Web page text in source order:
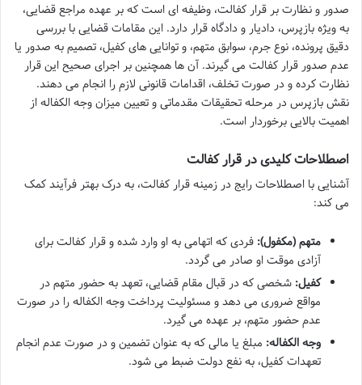
صدور و نظارت بر قرار کفالت، وظیفه ای است که بر عهده مراجع قضایی،
به ویژه بازپرس، دادیار و دادگاه قرار دارد. این مقامات قضایی با بررسی
دقیق پرونده، نوع جرم، سوابق متهم، و توانایی های کفیل، تصمیم به صدور یا
عدم صدور قرار کفالت می گیرند. آن ها همچنین بر اجرای صحیح این قرار
نظارت کرده و در صورت تخلف، اقدامات قانونی لازم را انجام می دهند.
نقش بازپرس در مرحله تحقیقات مقدماتی و تعیین میزان وجه الکفاله از
اهمیت بالایی برخوردار است.
اصطلاحات کلیدی در قرار کفالت
آشنایی با اصطلاحات رایج در زمینه قرار کفالت، به درک بهتر فرآیند کمک
می کند:
متهم (مکفول): فردی که اتهامی به او وارد شده و قرار کفالت برای
آزادی موقت او صادر می گردد.
کفیل: شخصی که در قبال مقام قضایی، تعهد به حضور متهم در
مواقع ضروری می دهد و مسئولیت پرداخت وجه الکفاله را در صورت
عدم حضور متهم، بر عهده می گیرد.
وجه الکفاله: مبلغ یا مالی که به عنوان تضمین و در صورت عدم انجام
تعهدات کفیل، به نفع دولت ضبط می شود.